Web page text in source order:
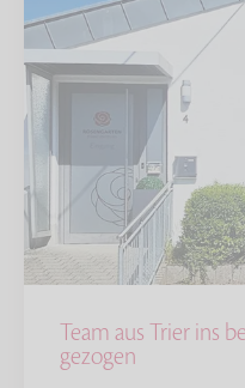
Team aus Trier ins
gezogen